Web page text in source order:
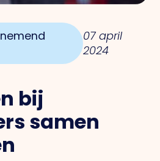
07 april
2024
bij
samen